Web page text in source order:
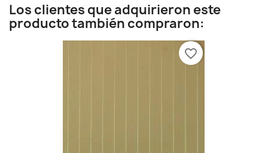
Los clientes que adquirieron este
producto también compraron:
favorite_border